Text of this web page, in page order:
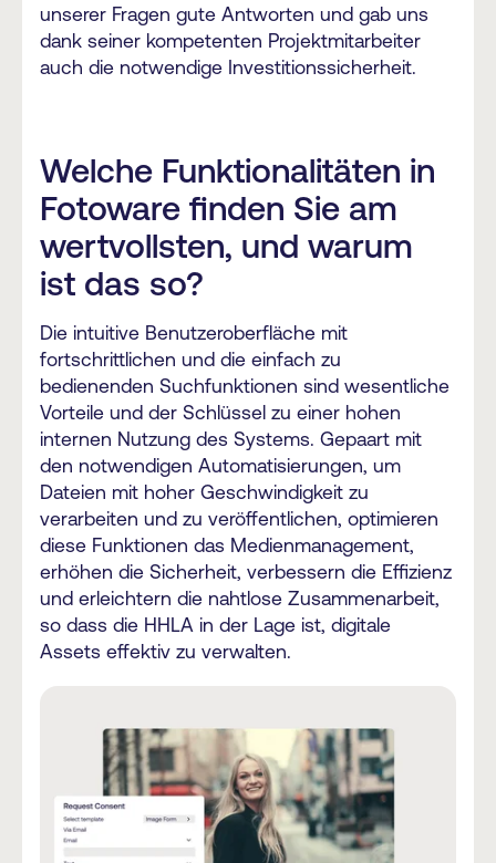
unserer Fragen gute Antworten und gab uns
dank seiner kompetenten Projektmitarbeiter
auch die notwendige Investitionssicherheit.
Welche Funktionalitäten in
Fotoware finden Sie am
wertvollsten, und warum
ist das so?
Die intuitive Benutzeroberfläche mit
fortschrittlichen und die einfach zu
bedienenden Suchfunktionen sind wesentliche
Vorteile und der Schlüssel zu einer hohen
internen Nutzung des Systems. Gepaart mit
den notwendigen Automatisierungen, um
Dateien mit hoher Geschwindigkeit zu
verarbeiten und zu veröffentlichen, optimieren
diese Funktionen das Medienmanagement,
erhöhen die Sicherheit, verbessern die Effizienz
und erleichtern die nahtlose Zusammenarbeit,
so dass die HHLA in der Lage ist, digitale
Assets effektiv zu verwalten.